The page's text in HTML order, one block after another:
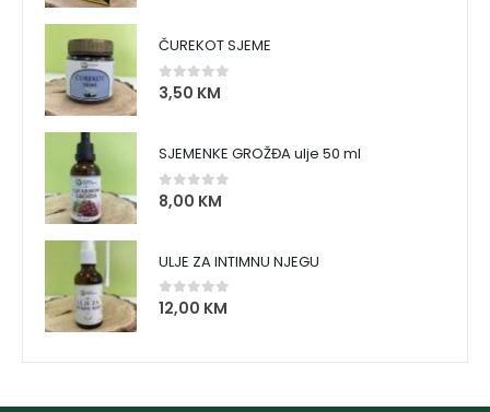
ČUREKOT SJEME
0 out of 5
3,50 KM
SJEMENKE GROŽĐA ulje 50 ml
0 out of 5
8,00 KM
ULJE ZA INTIMNU NJEGU
0out of 5
12,00 KM